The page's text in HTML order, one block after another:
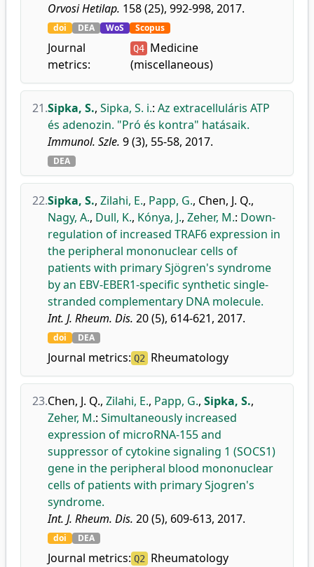
Orvosi Hetilap. 158 (25), 992-998, 2017.
doi DEA WoS Scopus
Journal
metrics:
Q4 Medicine
(miscellaneous)
21.Sipka, S., Sipka, S. i.: Az extracelluláris ATP
és adenozin. "Pró és kontra" hatásaik.
Immunol. Szle. 9 (3), 55-58, 2017.
DEA
22.Sipka, S., Zilahi, E., Papp, G., Chen, J. Q.,
Nagy, A., Dull, K., Kónya, J., Zeher, M.: Down-
regulation of increased TRAF6 expression in
the peripheral mononuclear cells of
patients with primary Sjögren's syndrome
by an EBV-EBER1-specific synthetic single-
stranded complementary DNA molecule.
Int. J. Rheum. Dis. 20 (5), 614-621, 2017.
doi DEA
Journal metrics: Q2 Rheumatology
23.Chen, J. Q., Zilahi, E., Papp, G., Sipka, S.,
Zeher, M.: Simultaneously increased
expression of microRNA-155 and
suppressor of cytokine signaling 1 (SOCS1)
gene in the peripheral blood mononuclear
cells of patients with primary Sjogren's
syndrome.
Int. J. Rheum. Dis. 20 (5), 609-613, 2017.
doi DEA
Journal metrics: Q2 Rheumatology